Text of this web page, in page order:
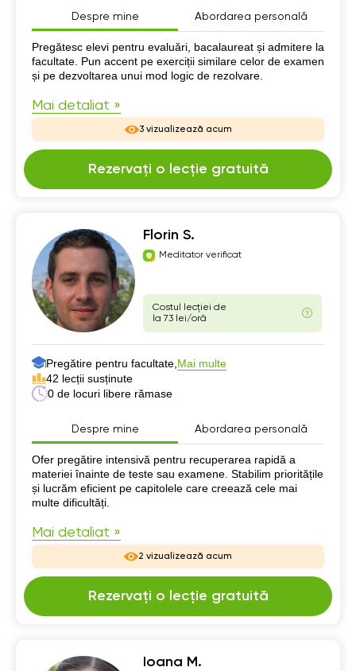
Despre mine Abordarea personală
Despre mine
Pregătesc elevi pentru evaluări, bacalaureat și admitere la
facultate. Pun accent pe exerciții similare celor de examen
și pe dezvoltarea unui mod logic de rezolvare.
Mai detaliat »
3 vizualizează acum
Rezervați o lecție gratuită
Florin S.
Meditator verificat
Costul lecției de
la 73 lei/oră
Pregătire pentru facultate, Mai multe
42 lecții susținute
0 de locuri libere rămase
Despre mine Abordarea personală
Despre mine
Ofer pregătire intensivă pentru recuperarea rapidă a
materiei înainte de teste sau examene. Stabilim prioritățile
și lucrăm eficient pe capitolele care creează cele mai
multe dificultăți.
Mai detaliat »
2 vizualizează acum
Rezervați o lecție gratuită
Ioana M.